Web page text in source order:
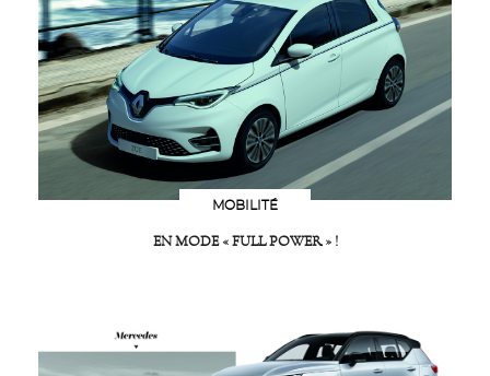
MOBILITÉ
EN MODE « FULL POWER » !